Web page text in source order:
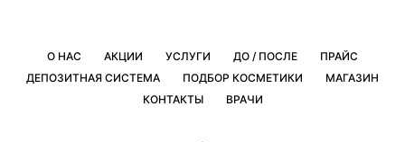
О НАС АКЦИИ УСЛУГИ ДО / ПОСЛЕ
ПРАЙС
ДЕПОЗИТНАЯ СИСТЕМА
ПОДБОР КОСМЕТИКИ
МАГАЗИН
КОНТАКТЫ
ВРАЧИ